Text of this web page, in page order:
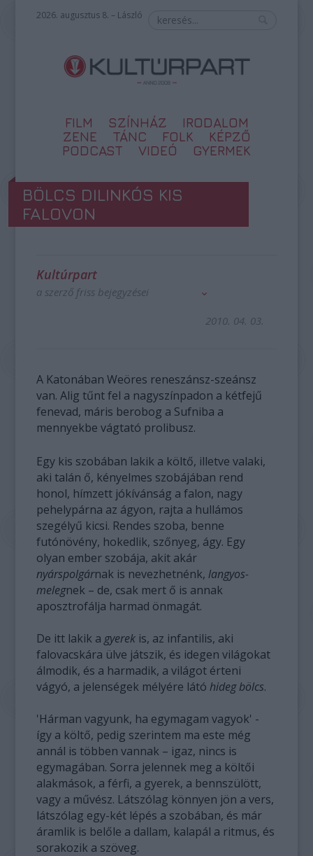
2026. augusztus 8. – László
FILM SZÍNHÁZ
IRODALOM
ZENE
TÁNC FOLK
KÉPZŐ
PODCAST
VIDEÓ GYERMEK
BÖLCS DILINKÓS KIS
FALOVON
Kultúrpart
a szerző friss bejegyzései
2010. 04. 03.
A Katonában Weöres reneszánsz-szeánsz
van. Alig tűnt fel a nagyszínpadon a kétfejű
fenevad, máris berobog a Sufniba a
mennyekbe vágtató prolibusz.
Egy kis szobában lakik a költő, illetve valaki,
aki talán ő, kényelmes szobájában rend
honol, hímzett jókívánság a falon, nagy
pehelypárna az ágyon, rajta a hullámos
szegélyű kicsi. Rendes szoba, benne
futónövény, hokedlik, szőnyeg, ágy. Egy
olyan ember szobája, akit akár
nyárspolgárnak is nevezhetnénk,langyos-
melegnek – de, csak mert ő is annak
aposztrofálja harmad önmagát.
De itt lakik a gyerek is, az infantilis, aki
falovacskára ülve játszik, és idegen világokat
álmodik, és a harmadik, a világot érteni
vágyó, a jelenségek mélyére látóhideg bölcs.
'Hárman vagyunk, ha egymagam vagyok' -
így a költő, pedig szerintem ma este még
annál is többen vannak – igaz, nincs is
egymagában. Sorra jelennek meg a költői
alakmások, a férfi, a gyerek, a bennszülött,
vagy a művész. Látszólag könnyen jön a vers,
látszólag egy-két lépés a szobában, és már
áramlik is belőle a dallam, kalapál a ritmus, és
sorakozik a szöveg.